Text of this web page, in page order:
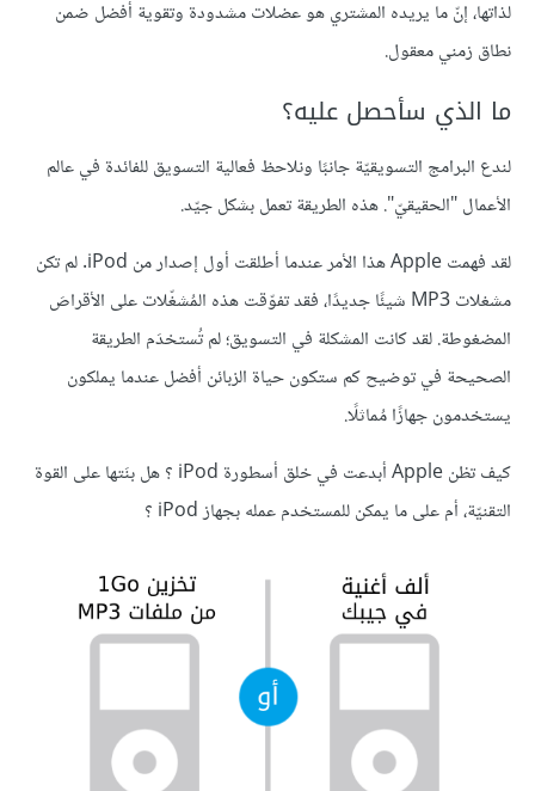
لذاتها، إنّ ما يريده المشتري هو عضلات مشدودة وتقوية أفضل ضمن
نطاق زمني معقول.
ما الذي سأحصل عليه؟
لندع البرامج التسويقيّة جانبًا ونلاحظ فعالية التسويق للفائدة في عالم
الأعمال "الحقيقيّ". هذه الطريقة تعمل بشكل جيّد.
لقد فهمت Apple هذا الأمر عندما أطلقت أول إصدار من iPod. لم تكن
مشغلات MP3 شيئًا جديدًا، فقد تفوّقت هذه المُشغّلات على الأقراصَ
المضغوطة. لقد كانت المشكلة في التسويق؛ لم تُستخدَم الطريقة
الصحيحة في توضيح كم ستكون حياة الزبائن أفضل عندما يملكون
يستخدمون جهازًا مُماثلًا.
كيف تظن Apple أبدعت في خلق أسطورة iPod ؟ هل بنَتها على القوة
التقنيّة، أم على ما يمكن للمستخدم عمله بجهاز iPod ؟